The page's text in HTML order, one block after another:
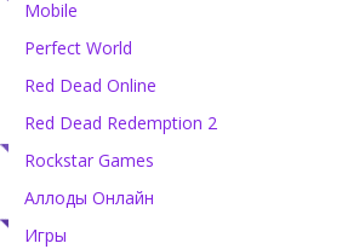
Mobile
Perfect World
Red Dead Online
Red Dead Redemption 2
Rockstar Games
Аллоды Онлайн
Игры